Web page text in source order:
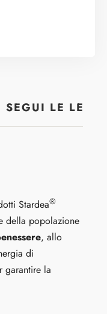
SEGUI LE
Stardea®
della popolazione
, allo
di
garantire la